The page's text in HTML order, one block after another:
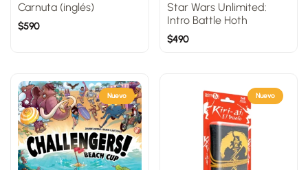
Carnuta (inglés)
$590
Star Wars Unlimited:
Intro Battle Hoth
$490
Nuevo Nuevo